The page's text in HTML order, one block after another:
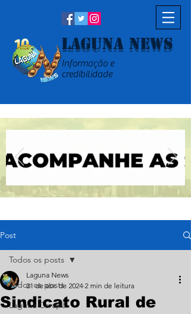
Laguna News
Informação e
credibilidade
Post
Todos os posts
Laguna Carapã
Todos os posts
Sindicato Rural de
Laguna News
21 de abr. de 2024 2 min de leitura